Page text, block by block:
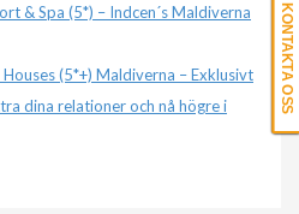
& Spa (5*) – Indcen´s Maldiverna
(5*+) Maldiverna – Exklusivt
dina relationer och nå högre i
KONTAKTA OSS